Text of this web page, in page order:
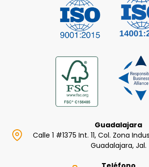
Guadalajara
Calle 1 #1375 Int. 11, Col. Zona
Guadalajara, Jal.